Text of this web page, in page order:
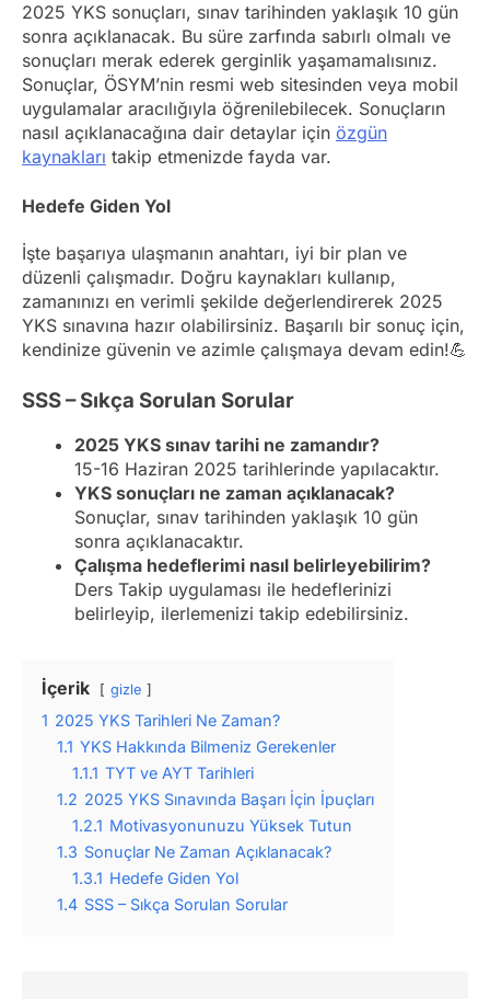
2025 YKS sonuçları, sınav tarihinden yaklaşık 10 gün
sonra açıklanacak. Bu süre zarfında sabırlı olmalı ve
sonuçları merak ederek gerginlik yaşamamalısınız.
Sonuçlar, ÖSYM’nin resmi web sitesinden veya mobil
uygulamalar aracılığıyla öğrenilebilecek. Sonuçların
nasıl açıklanacağına dair detaylar için özgün
kaynakları takip etmenizde fayda var.
Hedefe Giden Yol
İşte başarıya ulaşmanın anahtarı, iyi bir plan ve
düzenli çalışmadır. Doğru kaynakları kullanıp,
zamanınızı en verimli şekilde değerlendirerek 2025
YKS sınavına hazır olabilirsiniz. Başarılı bir sonuç için,
kendinize güvenin ve azimle çalışmaya devam edin!💪
SSS – Sıkça Sorulan Sorular
2025 YKS sınav tarihi ne zamandır?
15-16 Haziran 2025 tarihlerinde yapılacaktır.
YKS sonuçları ne zaman açıklanacak?
Sonuçlar, sınav tarihinden yaklaşık 10 gün
sonra açıklanacaktır.
Çalışma hedeflerimi nasıl belirleyebilirim?
Ders Takip uygulaması ile hedeflerinizi
belirleyip, ilerlemenizi takip edebilirsiniz.
İçerik gizle
1 2025 YKS Tarihleri Ne Zaman?
1.1 YKS Hakkında Bilmeniz Gerekenler
1.1.1 TYT ve AYT Tarihleri
1.2 2025 YKS Sınavında Başarı İçin İpuçları
1.2.1 Motivasyonunuzu Yüksek Tutun
1.3 Sonuçlar Ne Zaman Açıklanacak?
1.3.1 Hedefe Giden Yol
1.4 SSS – Sıkça Sorulan Sorular